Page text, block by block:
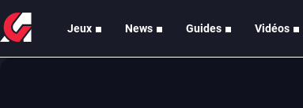
Jeux News Guides Vidéos